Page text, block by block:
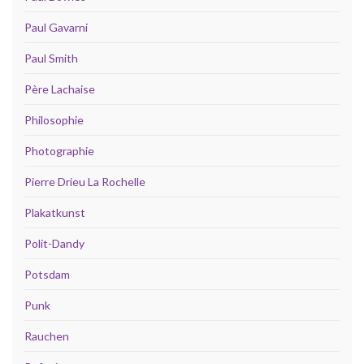
Paul Gavarni
Paul Smith
Père Lachaise
Philosophie
Photographie
Pierre Drieu La Rochelle
Plakatkunst
Polit-Dandy
Potsdam
Punk
Rauchen